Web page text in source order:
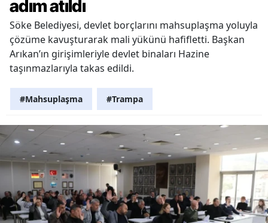
adım atıldı
Söke Belediyesi, devlet borçlarını mahsuplaşma yoluyla
çözüme kavuşturarak mali yükünü hafifletti. Başkan
Arıkan’ın girişimleriyle devlet binaları Hazine
taşınmazlarıyla takas edildi.
#Mahsuplaşma #Trampa